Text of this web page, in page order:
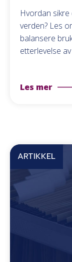
Hvordan
verden? Les
balansere
etterlevelse
Les mer
ARTIKKEL